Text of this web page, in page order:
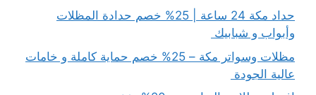
حداد مكة 24 ساعة | 25% خصم حدادة المظلات
وأبواب و شبابيك
مظلات وسواتر مكة – 25% خصم حماية كاملة و خامات
عالية الجودة